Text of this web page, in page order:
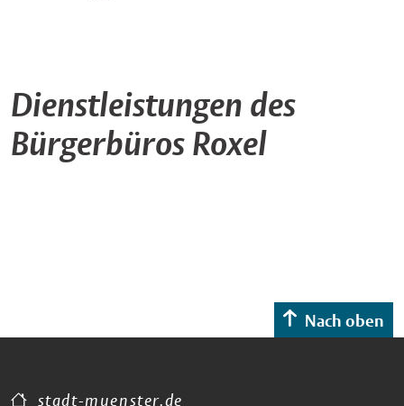
Dienstleistungen des
Bürgerbüros Roxel
Nach oben
stadt-muenster.de